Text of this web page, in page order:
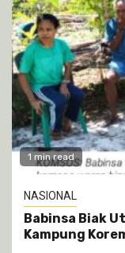
1 min read
NASIONAL
Babinsa Biak
Kampung